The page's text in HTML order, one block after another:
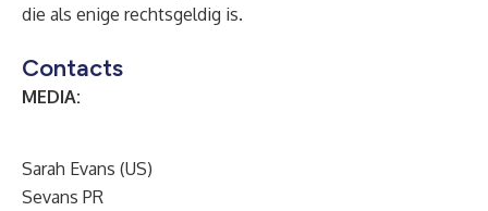
die als enige rechtsgeldig is.
Contacts
MEDIA:
Sarah Evans (US)
Sevans PR